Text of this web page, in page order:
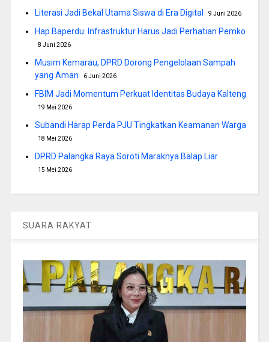
Literasi Jadi Bekal Utama Siswa di Era Digital 9 Juni 2026
Hap Baperdu: Infrastruktur Harus Jadi Perhatian Pemko
8 Juni 2026
Musim Kemarau, DPRD Dorong Pengelolaan Sampah
yang Aman
6 Juni 2026
FBIM Jadi Momentum Perkuat Identitas Budaya Kalteng
19 Mei 2026
Subandi Harap Perda PJU Tingkatkan Keamanan Warga
18 Mei 2026
DPRD Palangka Raya Soroti Maraknya Balap Liar
15 Mei 2026
SUARA RAKYAT